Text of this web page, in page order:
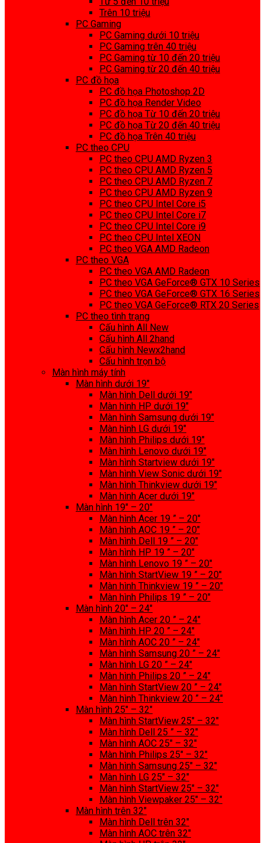
Trên 10 triệu
PC Gaming
PC Gaming dưới 10 triệu
PC Gaming trên 40 triệu
PC Gaming từ 10 đến 20 triệu
PC Gaming từ 20 đến 40 triệu
PC đồ họa
PC đồ họa Photoshop 2D
PC đồ họa Render Video
PC đồ họa Từ 10 đến 20 triệu
PC đồ họa Từ 20 đến 40 triệu
PC đồ họa Trên 40 triệu
PC theo CPU
PC theo CPU AMD Ryzen 3
PC theo CPU AMD Ryzen 5
PC theo CPU AMD Ryzen 7
PC theo CPU AMD Ryzen 9
PC theo CPU Intel Core i5
PC theo CPU Intel Core i7
PC theo CPU Intel Core i9
PC theo CPU Intel XEON
PC theo VGA AMD Radeon
PC theo VGA
PC theo VGA AMD Radeon
PC theo VGA GeForce® GTX 10 Series
PC theo VGA GeForce® GTX 16 Series
PC theo VGA GeForce® RTX 20 Series
PC theo tình trạng
Cấu hình All New
Cấu hình All 2hand
Cấu hình Newx2hand
Cấu hình trọn bộ
Màn hình máy tính
Màn hình dưới 19″
Màn hình Dell dưới 19″
Màn hình HP dưới 19″
Màn hình Samsung dưới 19″
Màn hình LG dưới 19″
Màn hình Philips dưới 19″
Màn hình Lenovo dưới 19″
Màn hình Startview dưới 19″
Màn hình View Sonic dưới 19″
Màn hình Thinkview dưới 19″
Màn hình Acer dưới 19″
Màn hình 19″ – 20″
Màn hình Acer 19 ” – 20″
Màn hình AOC 19 ” – 20″
Màn hình Dell 19 ” – 20″
Màn hình HP 19 ” – 20″
Màn hình Lenovo 19 ” – 20″
Màn hình StartView 19 ” – 20″
Màn hình Thinkview 19 ” – 20″
Màn hình Philips 19 ” – 20″
Màn hình 20″ – 24″
Màn hình Acer 20 ” – 24″
Màn hình HP 20 ” – 24″
Màn hình AOC 20 ” – 24″
Màn hình Samsung 20 ” – 24″
Màn hình LG 20 ” – 24″
Màn hình Philips 20 ” – 24″
Màn hình StartView 20 ” – 24″
Màn hình Thinkview 20 ” – 24″
Màn hình 25″ – 32″
Màn hình StartView 25″ – 32″
Màn hình Dell 25 ” – 32″
Màn hình AOC 25″ – 32″
Màn hình Philips 25″ – 32″
Màn hình Samsung 25″ – 32″
Màn hình LG 25″ – 32″
Màn hình StartView 25″ – 32″
Màn hình Viewpaker 25″ – 32″
Màn hình trên 32″
Màn hình Dell trên 32″
Màn hình AOC trên 32″